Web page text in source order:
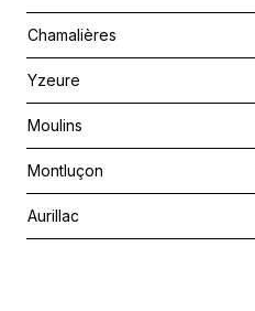
Chamalières
Yzeure
Moulins
Montluçon
Aurillac